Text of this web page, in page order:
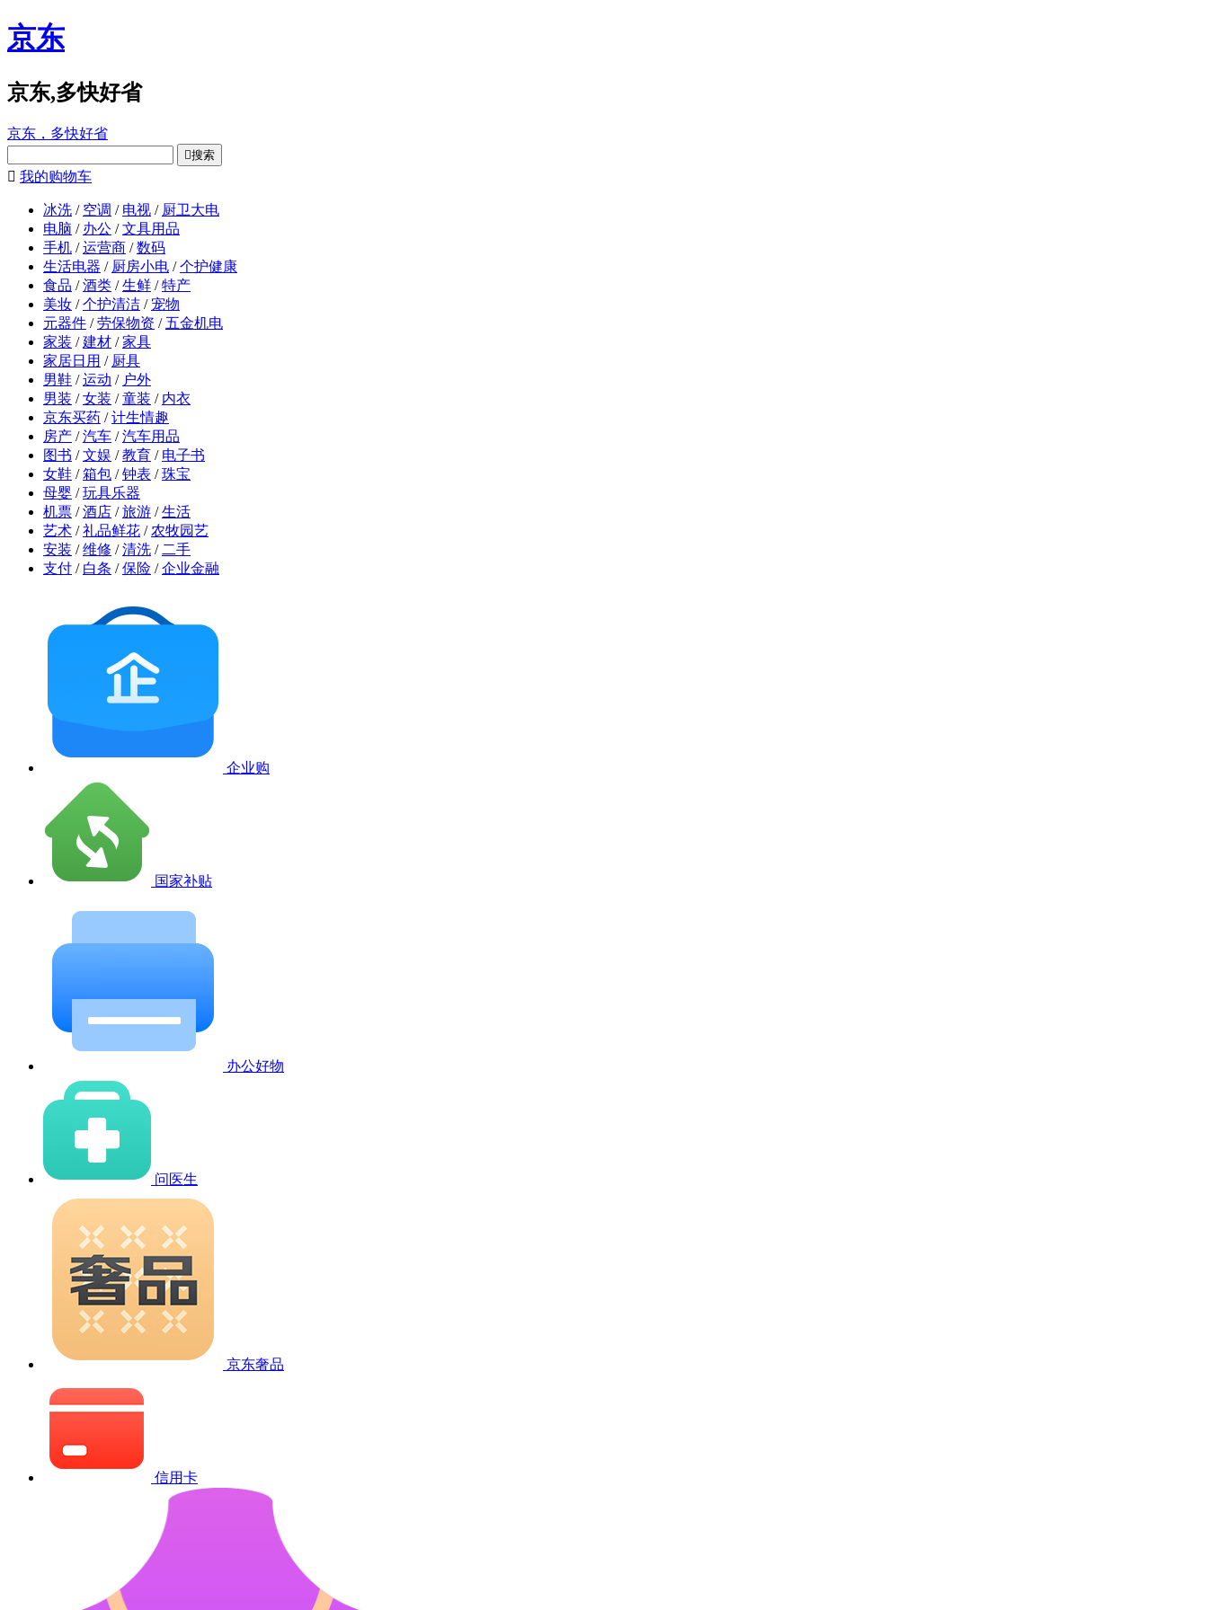
京东
京东,多快好省
京东，多快好省
搜索
 我的购物车
冰洗 / 空调 / 电视 / 厨卫大电
电脑 / 办公 / 文具用品
手机 / 运营商 / 数码
生活电器 / 厨房小电 / 个护健康
食品 / 酒类 / 生鲜 / 特产
美妆 / 个护清洁 / 宠物
元器件 / 劳保物资 / 五金机电
家装 / 建材 / 家具
家居日用 / 厨具
男鞋 / 运动 / 户外
男装 / 女装 / 童装 / 内衣
京东买药 / 计生情趣
房产 / 汽车 / 汽车用品
图书 / 文娱 / 教育 / 电子书
女鞋 / 箱包 / 钟表 / 珠宝
母婴 / 玩具乐器
机票 / 酒店 / 旅游 / 生活
艺术 / 礼品鲜花 / 农牧园艺
安装 / 维修 / 清洗 / 二手
支付 / 白条 / 保险 / 企业金融
企业购
国家补贴
办公好物
问医生
京东奢品
信用卡